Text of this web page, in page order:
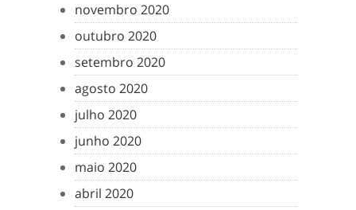
novembro 2020
outubro 2020
setembro 2020
agosto 2020
julho 2020
junho 2020
maio 2020
abril 2020